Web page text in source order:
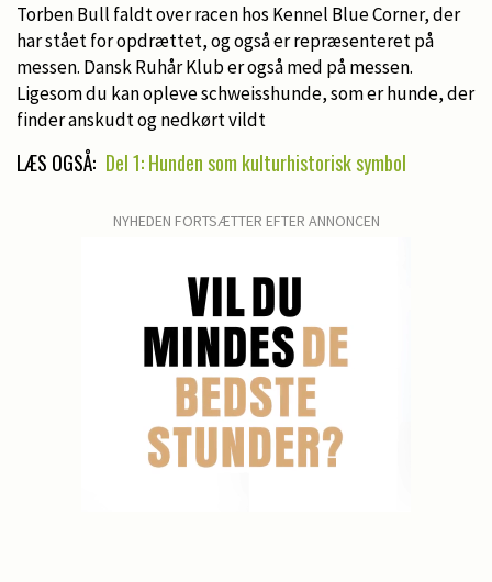
Torben Bull faldt over racen hos Kennel Blue Corner, der
har stået for opdrættet, og også er repræsenteret på
messen. Dansk Ruhår Klub er også med på messen.
Ligesom du kan opleve schweisshunde, som er hunde, der
finder anskudt og nedkørt vildt
LÆS OGSÅ: Del 1: Hunden som kulturhistorisk symbol
NYHEDEN FORTSÆTTER EFTER ANNONCEN